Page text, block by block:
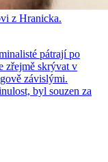
z Hranicka.
pátrají po
zřejmě skrývat v
závislými.
byl souzen za